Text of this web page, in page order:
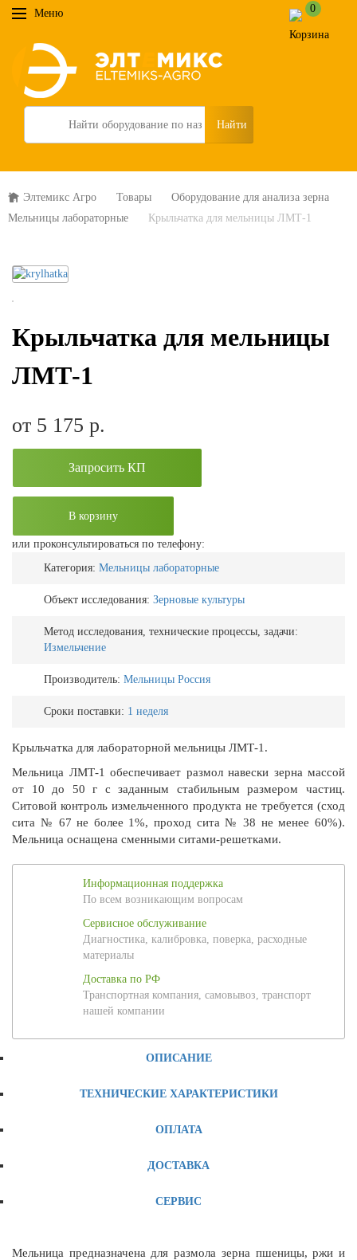
Меню 0
Search
Элтемикс Агро Товары
Оборудование для анализа зерна
Мельницы лабораторные
Крыльчатка для мельницы ЛМТ-1
Крыльчатка для мельницы
ЛМТ-1
от 5 175 р.
Запросить КП
В корзину
или проконсультироваться по телефону:
Категория: Мельницы лабораторные
Объект исследования: Зерновые культуры
Метод исследования, технические процессы, задачи:
Измельчение
Производитель: Мельницы Россия
Сроки поставки: 1 неделя
Крыльчатка для лабораторной мельницы ЛМТ-1.
Мельница ЛМТ-1 обеспечивает размол навески зерна массой
от 10 до 50 г с заданным стабильным размером частиц.
Ситовой контроль измельченного продукта не требуется (сход
сита № 67 не более 1%, проход сита № 38 не менее 60%).
Мельница оснащена сменными ситами-решетками.
Информационная поддержка
По всем возникающим вопросам
Сервисное обслуживание
Диагностика, калибровка, поверка, расходные
материалы
Доставка по РФ
Транспортная компания, самовывоз, транспорт
нашей компании
ОПИСАНИЕ
ТЕХНИЧЕСКИЕ ХАРАКТЕРИСТИКИ
ОПЛАТА
ДОСТАВКА
СЕРВИС
Мельница предназначена для размола зерна пшеницы, ржи и